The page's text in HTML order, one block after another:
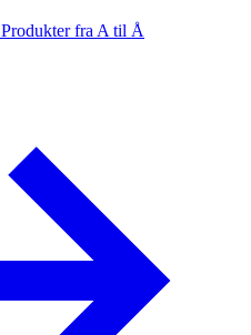
Produkter fra A til Å